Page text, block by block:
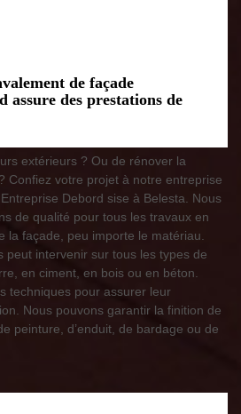
de façade
assure des prestations de
extérieurs ? Ou de rénover la
Confiez votre projet à notre entreprise
Debord sise à Belesta. Nous
de qualité pour tous les travaux en
la façade, peu importe le matériau.
peut intervenir sur tous les types de
en ciment, en bois ou en béton.
techniques pour assurer leur
Nous pouvons garantir la finition de
peinture, d’enduit, de bardage ou de